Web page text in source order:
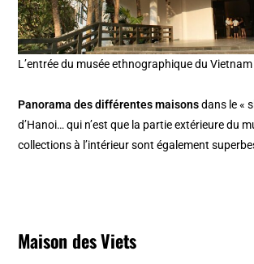
L’entrée du musée ethnographique du
Panorama des différentes maisonsdans le «
d’Hanoi… qui n’est que la partie extérieure du
collections à l’intérieur sont également
Maison des Viets